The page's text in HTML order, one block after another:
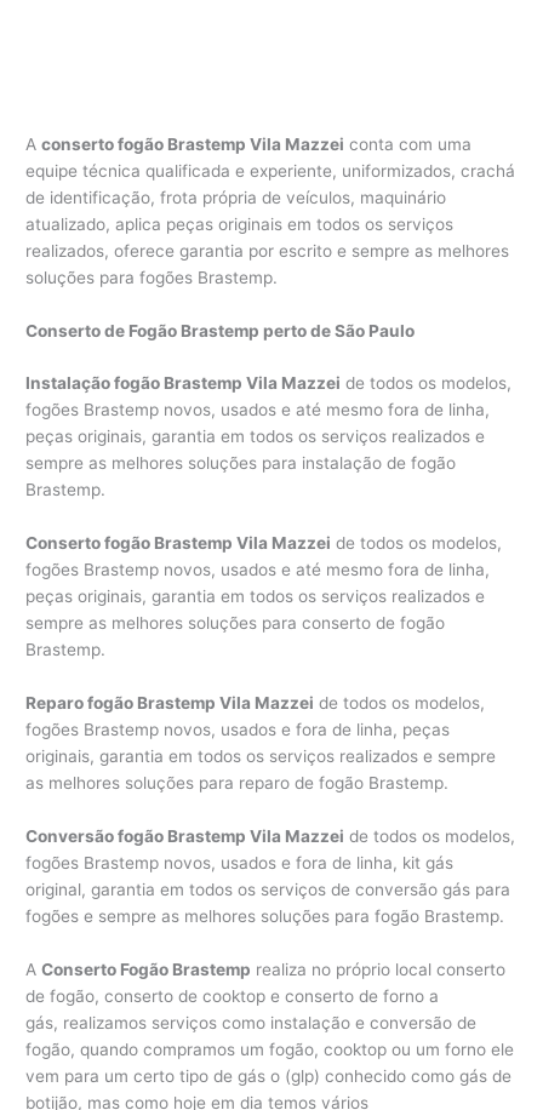
Aconserto fogão Brastemp Vila Mazzei conta com uma
equipe técnica qualificada e experiente, uniformizados, crachá
de identificação, frota própria de veículos, maquinário
atualizado, aplica peças originais em todos os serviços
realizados, oferece garantia por escrito e sempre as melhores
soluções para fogões Brastemp.
Conserto de Fogão Brastemp perto de São Paulo
Instalação fogão Brastemp Vila Mazzei de todos os modelos,
fogões Brastemp novos, usados e até mesmo fora de linha,
peças originais, garantia em todos os serviços realizados e
sempre as melhores soluções para instalação de fogão
Brastemp.
Conserto fogão Brastemp Vila Mazzei de todos os modelos,
fogões Brastemp novos, usados e até mesmo fora de linha,
peças originais, garantia em todos os serviços realizados e
sempre as melhores soluções para conserto de fogão
Brastemp.
Reparo fogão Brastemp Vila Mazzei de todos os modelos,
fogões Brastemp novos, usados e fora de linha, peças
originais, garantia em todos os serviços realizados e sempre
as melhores soluções para reparo de fogão Brastemp.
Conversão fogão Brastemp Vila Mazzei de todos os modelos,
fogões Brastemp novos, usados e fora de linha, kit gás
original, garantia em todos os serviços de conversão gás para
fogões e sempre as melhores soluções para fogão Brastemp.
AConserto Fogão Brastemp realiza no próprio local conserto
de fogão, conserto de cooktop e conserto de forno a
gás, realizamos serviços como instalação e conversão de
fogão, quando compramos um fogão, cooktop ou um forno ele
vem para um certo tipo de gás o (glp) conhecido como gás de
botijão, mas como hoje em dia temos vários